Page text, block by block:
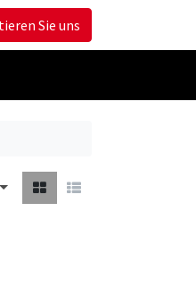
Sie uns